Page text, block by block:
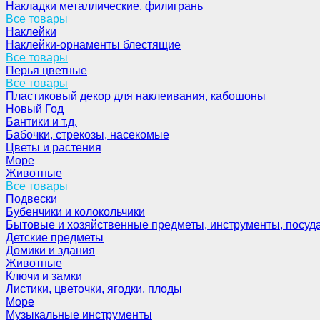
Накладки металлические, филигрань
Все товары
Наклейки
Наклейки-орнаменты блестящие
Все товары
Перья цветные
Все товары
Пластиковый декор для наклеивания, кабошоны
Новый Год
Бантики и т.д.
Бабочки, стрекозы, насекомые
Цветы и растения
Море
Животные
Все товары
Подвески
Бубенчики и колокольчики
Бытовые и хозяйственные предметы, инструменты,
Детские предметы
Домики и здания
Животные
Ключи и замки
Листики, цветочки, ягодки, плоды
Море
Музыкальные инструменты